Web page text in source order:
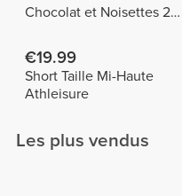
Chocolat et Noisettes 275
€19.99
Short Taille Mi-Haute
Athleisure
Les plus vendus